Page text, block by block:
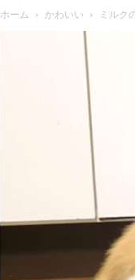
ホーム かわいい ミルク